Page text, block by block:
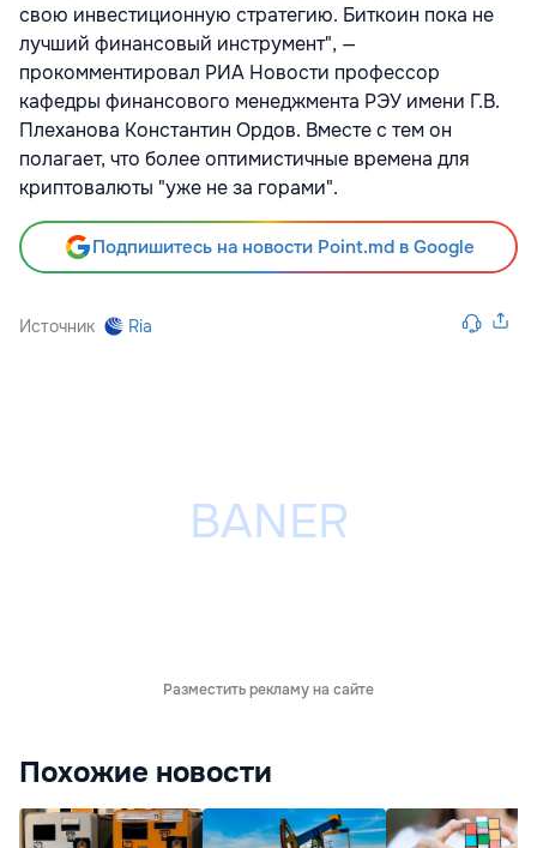
свою инвестиционную стратегию. Биткоин пока не
лучший финансовый инструмент", —
прокомментировал РИА Новости профессор
кафедры финансового менеджмента РЭУ имени Г.В.
Плеханова Константин Ордов. Вместе с тем он
полагает, что более оптимистичные времена для
криптовалюты "уже не за горами".
Подпишитесь на новости Point.md в Google
Источник Ria
Разместить рекламу на сайте
Похожие новости